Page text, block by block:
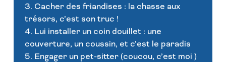
3. Cacher des friandises : la chasse aux
trésors, c’est son truc !
4. Lui installer un coin douillet : une
couverture, un coussin, et c’est le paradis
5. Engager un pet-sitter (coucou, c’est moi )